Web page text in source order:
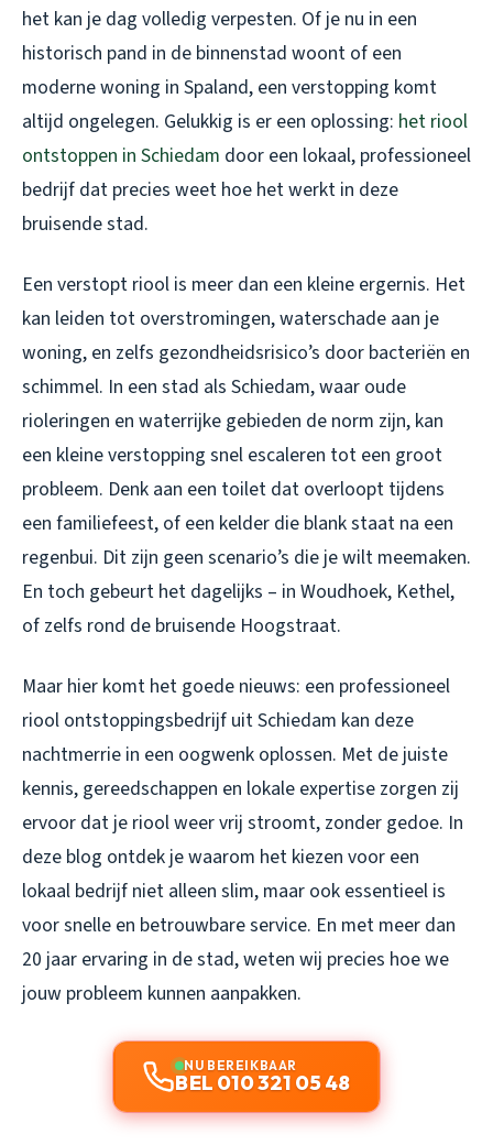
het kan je dag volledig verpesten. Of je nu in een
historisch pand in de binnenstad woont of een
moderne woning in Spaland, een verstopping komt
altijd ongelegen. Gelukkig is er een oplossing: het riool
ontstoppen in Schiedam door een lokaal, professioneel
bedrijf dat precies weet hoe het werkt in deze
bruisende stad.
Een verstopt riool is meer dan een kleine ergernis. Het
kan leiden tot overstromingen, waterschade aan je
woning, en zelfs gezondheidsrisico’s door bacteriën en
schimmel. In een stad als Schiedam, waar oude
rioleringen en waterrijke gebieden de norm zijn, kan
een kleine verstopping snel escaleren tot een groot
probleem. Denk aan een toilet dat overloopt tijdens
een familiefeest, of een kelder die blank staat na een
regenbui. Dit zijn geen scenario’s die je wilt meemaken.
En toch gebeurt het dagelijks – in Woudhoek, Kethel,
of zelfs rond de bruisende Hoogstraat.
Maar hier komt het goede nieuws: een professioneel
riool ontstoppingsbedrijf uit Schiedam kan deze
nachtmerrie in een oogwenk oplossen. Met de juiste
kennis, gereedschappen en lokale expertise zorgen zij
ervoor dat je riool weer vrij stroomt, zonder gedoe. In
deze blog ontdek je waarom het kiezen voor een
lokaal bedrijf niet alleen slim, maar ook essentieel is
voor snelle en betrouwbare service. En met meer dan
20 jaar ervaring in de stad, weten wij precies hoe we
jouw probleem kunnen aanpakken.
NU BEREIKBAAR
BEL 010 321 05 48